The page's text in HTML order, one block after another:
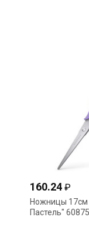
160.24 ₽
Ножницы 17см
Пастель" 60875